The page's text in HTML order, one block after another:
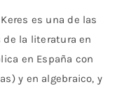
es una de las
la literatura en
en España con
y en algebraico, y